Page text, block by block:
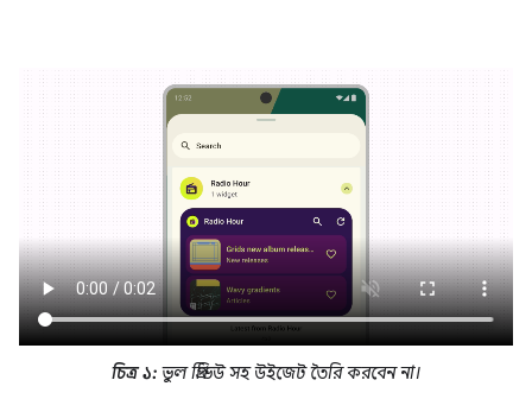
চিত্র ১: ভুল প্রিভিউ সহ উইজেট তৈরি করবেন না।